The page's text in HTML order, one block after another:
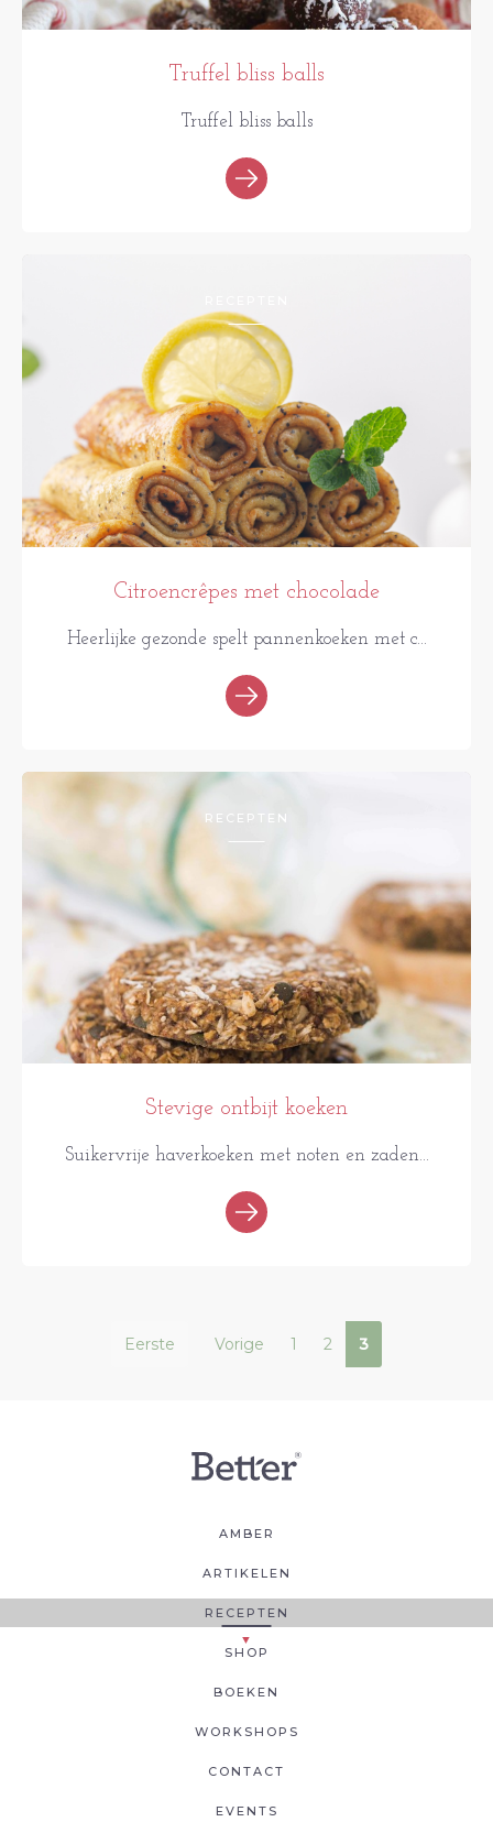
Truffel bliss balls
Truffel bliss balls
Citroencrêpes met chocolade
Heerlijke gezonde spelt pannenkoeken met c...
RECEPTEN
Stevige ontbijt koeken
Suikervrije haverkoeken met noten en zaden...
Eerste Vorige 1 2 3
AMBER
ARTIKELEN
RECEPTEN
SHOP
BOEKEN
WORKSHOPS
CONTACT
EVENTS